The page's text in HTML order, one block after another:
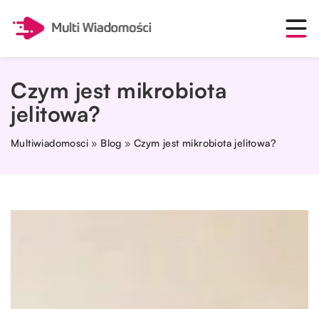
Czym jest mikrobiota
jelitowa?
Multiwiadomosci » Blog »Czym jest mikrobiota jelitowa?